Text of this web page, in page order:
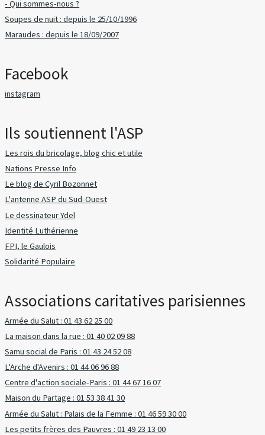
- Qui sommes-nous ?
Soupes de nuit : depuis le 25/10/1996
Maraudes : depuis le 18/09/2007
Facebook
instagram
Ils soutiennent l'ASP
Les rois du bricolage, blog chic et utile
Nations Presse Info
Le blog de Cyril Bozonnet
L'antenne ASP du Sud-Ouest
Le dessinateur Ydel
Identité Luthérienne
FPI, le Gaulois
Solidarité Populaire
Associations caritatives parisiennes
Armée du Salut : 01 43 62 25 00
La maison dans la rue : 01 40 02 09 88
Samu social de Paris : 01 43 24 52 08
L'Arche d'Avenirs : 01 44 06 96 88
Centre d'action sociale-Paris : 01 44 67 16 07
Maison du Partage : 01 53 38 41 30
Armée du Salut : Palais de la Femme : 01 46 59 30 00
Les petits frères des Pauvres : 01 49 23 13 00